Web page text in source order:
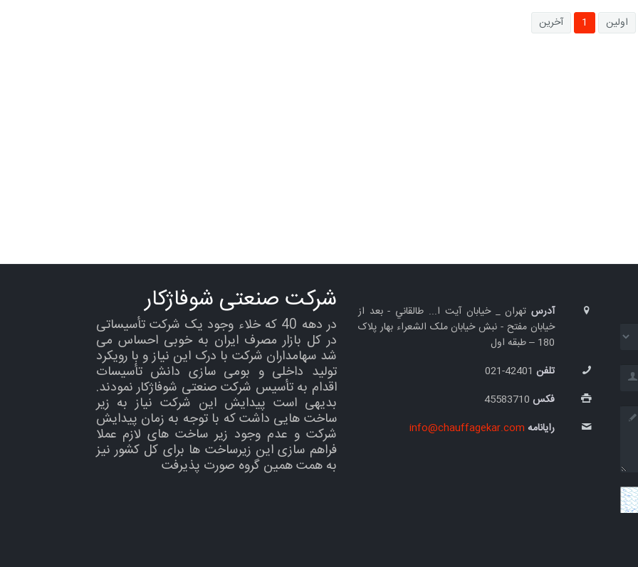
اولین 1 آخرین
شرکت صنعتی شوفاژکار
در دهه 40 که خلاء وجود یک شرکت تأسیساتی
در کل بازار مصرف ایران به خوبی احساس می
شد سهامداران شرکت با درک این نیاز و با رویکرد
تولید داخلی و بومی سازی دانش تأسیسات
اقدام به تأسیس شرکت صنعتی شوفاژکار نمودند.
بدیهی است پیدایش این شرکت نیاز به زیر
ساخت هایی داشت که با توجه به زمان پیدایش
شرکت و عدم وجود زیر ساخت های لازم عملا
فراهم سازی این زیرساخت ها برای کل کشور نیز
به همت همین گروه صورت پذیرفت
آدرستهران _ خيابان آيت ا... طالقاني - بعد از
خیابان مفتح - نبش خيابان ملک الشعراء بهار پلاک
180 – طبقه اول
تلفن42401-021
فکس45583710
رایانامه info@chauffagekar.com